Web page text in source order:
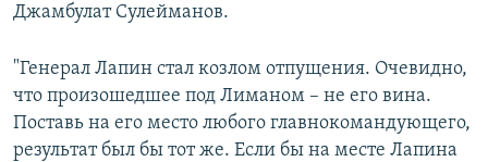
Джамбулат Сулейманов.
"Генерал Лапин стал козлом отпущения. Очевидно,
что произошедшее под Лиманом – не его вина.
Поставь на его место любого главнокомандующего,
результат был бы тот же. Если бы на месте Лапина